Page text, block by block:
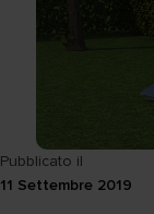
Pubblicato il
11 Settembre 2019